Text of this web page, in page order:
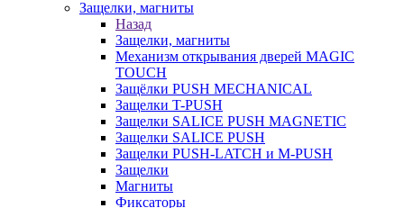
Защелки, магниты
Назад
Защелки, магниты
Механизм открывания дверей MAGIC
TOUCH
Защёлки PUSH MECHANICAL
Защелки T-PUSH
Защелки SALICE PUSH MAGNETIC
Защелки SALICE PUSH
Защелки PUSH-LATCH и M-PUSH
Защелки
Магниты
Фиксаторы